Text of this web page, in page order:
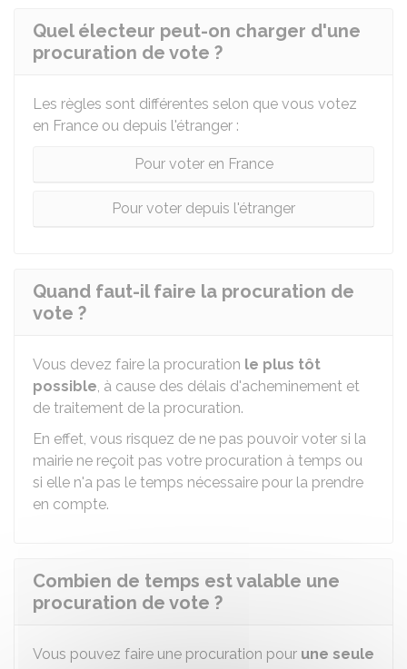
Quel électeur peut-on charger d'une
procuration de vote ?
Les règles sont différentes selon que vous votez
en France ou depuis l'étranger :
Pour voter en France
Pour voter depuis l'étranger
Quand faut-il faire la procuration de
vote ?
Vous devez faire la procuration le plus tôt
possible, à cause des délais d'acheminement et
de traitement de la procuration.
En effet, vous risquez de ne pas pouvoir voter si la
mairie ne reçoit pas votre procuration à temps ou
si elle n'a pas le temps nécessaire pour la prendre
en compte.
Combien de temps est valable une
procuration de vote ?
Vous pouvez faire une procuration pour une seule